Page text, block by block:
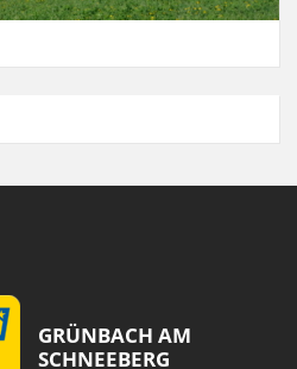
GRÜNBACH AM
SCHNEEBERG